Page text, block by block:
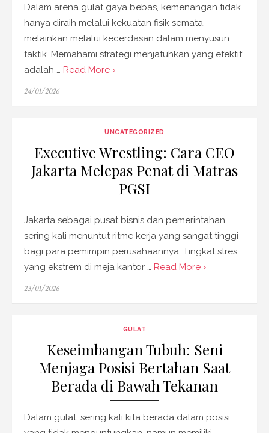
Dalam arena gulat gaya bebas, kemenangan tidak
hanya diraih melalui kekuatan fisik semata,
melainkan melalui kecerdasan dalam menyusun
taktik. Memahami strategi menjatuhkan yang efektif
adalah … Read More ›
Posted
24/01/2026
UNCATEGORIZED
Executive Wrestling: Cara CEO
Jakarta Melepas Penat di Matras
PGSI
Jakarta sebagai pusat bisnis dan pemerintahan
sering kali menuntut ritme kerja yang sangat tinggi
bagi para pemimpin perusahaannya. Tingkat stres
yang ekstrem di meja kantor … Read More ›
Posted
23/01/2026
GULAT
Keseimbangan Tubuh: Seni
Menjaga Posisi Bertahan Saat
Berada di Bawah Tekanan
Dalam gulat, sering kali kita berada dalam posisi